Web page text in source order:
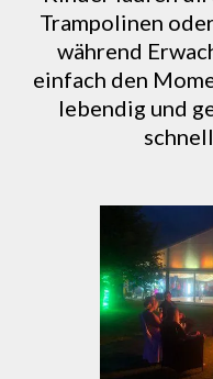
Trampolinen
während
einfach den
lebendig und